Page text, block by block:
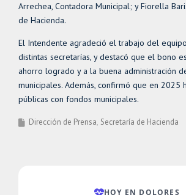
Arrechea, Contadora Municipal; y Fiorella
de Hacienda.
El Intendente agradeció el trabajo del
distintas secretarías, y destacó que el bono
ahorro logrado y a la buena administración
municipales. Además, confirmó que en 2025
públicas con fondos municipales.
Dirección de Prensa Secretaría de Hacienda